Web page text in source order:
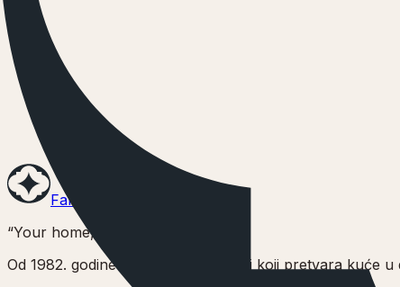
Fantasy
“Your home, a Fantasy”
Od 1982. godine stvaramo namještaj koji pretvara kuće